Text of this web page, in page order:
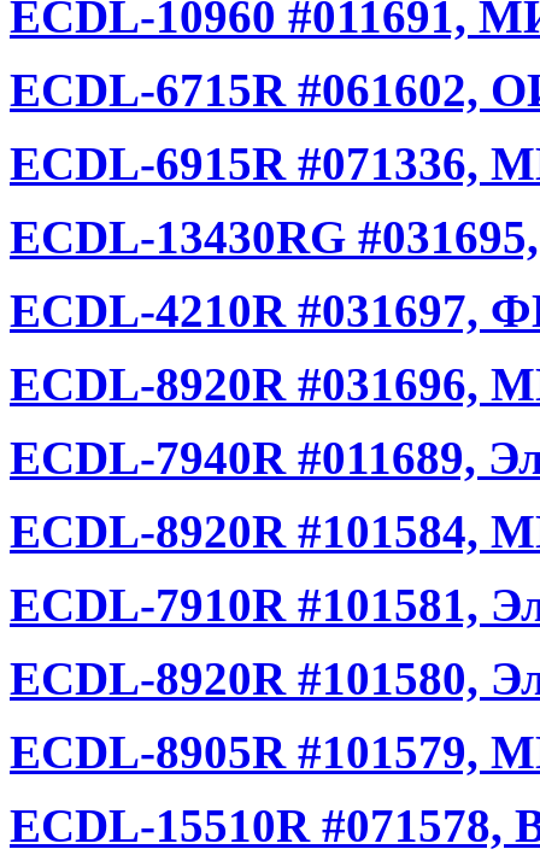
ECDL-10960 #011691,
ECDL-6715R #061602,
ECDL-6915R #071336,
ECDL-13430RG
ECDL-4210R #031697,
ECDL-8920R #031696,
ECDL-7940R #011689,
ECDL-8920R #101584,
ECDL-7910R #101581,
ECDL-8920R #101580,
ECDL-8905R #101579,
ECDL-15510R